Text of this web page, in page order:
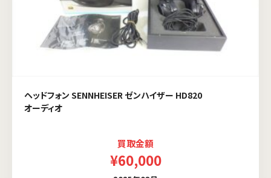
ヘッドフォン SENNHEISER ゼンハイザー HD820
オーディオ
買取金額
¥60,000